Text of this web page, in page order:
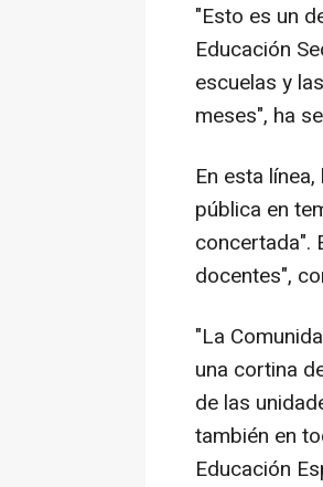
"Esto es un
Educación
escuelas y
meses", ha
En esta
pública en
concertada".
docentes",
"La
una cortina
de las
también en
Educación